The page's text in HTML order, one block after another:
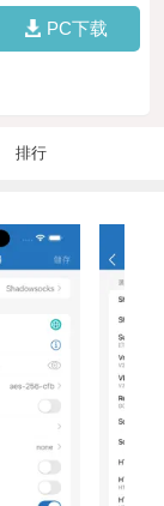
PC下载
排行